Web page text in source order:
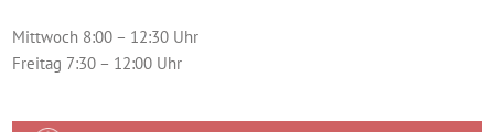
Mittwoch 8:00 – 12:30 Uhr
Freitag 7:30 – 12:00 Uhr